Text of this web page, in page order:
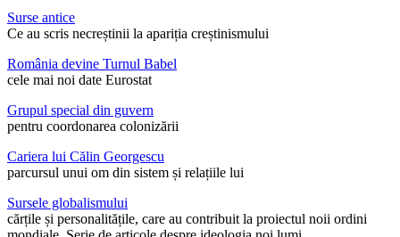
Surse antice
Ce au scris necreștinii la apariția creștinismului
România devine Turnul Babel
cele mai noi date Eurostat
Grupul special din guvern
pentru coordonarea colonizării
Cariera lui Călin Georgescu
parcursul unui om din sistem și relațiile lui
Sursele globalismului
cărțile și personalitățile, care au contribuit la proiectul noii ordini